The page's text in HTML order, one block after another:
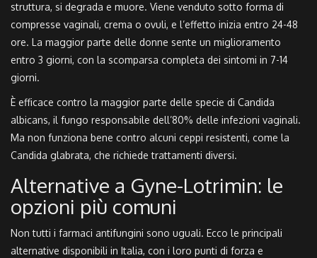
struttura, si degrada e muore. Viene venduto sotto forma di
compresse vaginali, crema o ovuli, e l’effetto inizia entro 24-48
ore. La maggior parte delle donne sente un miglioramento
entro 3 giorni, con la scomparsa completa dei sintomi in 7-14
giorni.
È efficace contro la maggior parte delle specie di Candida
albicans, il fungo responsabile dell’80% delle infezioni vaginali.
Ma non funziona bene contro alcuni ceppi resistenti, come la
Candida glabrata, che richiede trattamenti diversi.
Alternative a Gyne-Lotrimin: le
opzioni più comuni
Non tutti i farmaci antifungini sono uguali. Ecco le principali
alternative disponibili in Italia, con i loro punti di forza e